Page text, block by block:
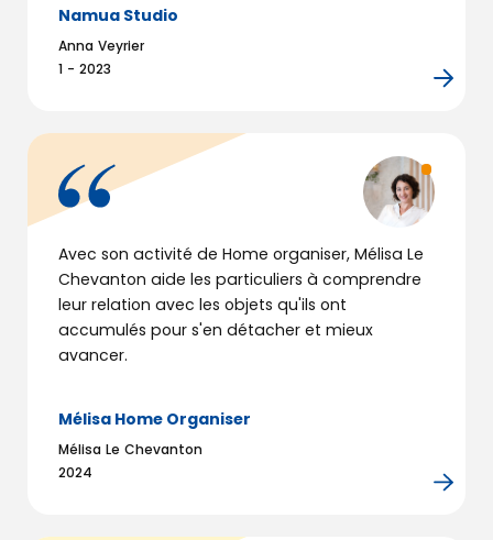
Namua Studio
Anna Veyrier
1 - 2023
Avec son activité de Home organiser, Mélisa Le
Chevanton aide les particuliers à comprendre
leur relation avec les objets qu'ils ont
accumulés pour s'en détacher et mieux
avancer.
Mélisa Home Organiser
Mélisa Le Chevanton
2024